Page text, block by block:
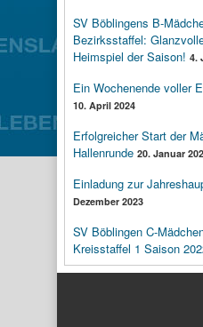
SV Böblingens B-
Bezirksstaffel:
Heimspiel der Saison! 4.
Ein Wochenende voller
10. April 2024
Erfolgreicher Start der
Hallenrunde 20. Januar
Einladung zur
Dezember 2023
SV Böblingen C-
Kreisstaffel 1 Saison